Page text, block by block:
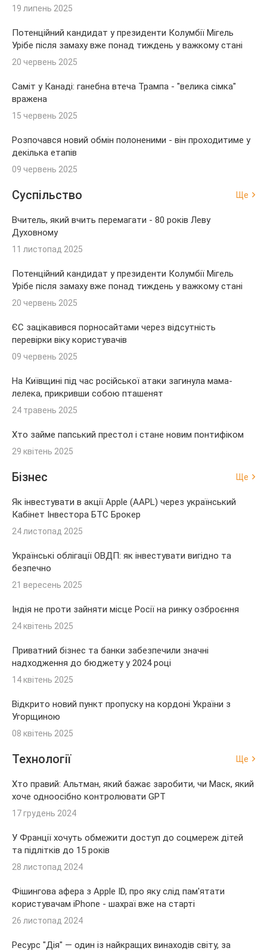
19 липень 2025
Потенційний кандидат у президенти Колумбії Мігель
Урібе після замаху вже понад тиждень у важкому стані
20 червень 2025
Саміт у Канаді: ганебна втеча Трампа - "велика сімка"
вражена
15 червень 2025
Розпочався новий обмін полоненими - він проходитиме у
декілька етапів
09 червень 2025
Суспільство Ще
Вчитель, який вчить перемагати - 80 років Леву
Духовному
11 листопад 2025
Потенційний кандидат у президенти Колумбії Мігель
Урібе після замаху вже понад тиждень у важкому стані
20 червень 2025
ЄС зацікавився порносайтами через відсутність
перевірки віку користувачів
09 червень 2025
На Київщині під час російської атаки загинула мама-
лелека, прикривши собою пташенят
24 травень 2025
Хто займе папський престол і стане новим понтифіком
29 квітень 2025
Бізнес Ще
Як інвестувати в акції Apple (AAPL) через український
Кабінет Інвестора БТС Брокер
24 листопад 2025
Українські облігації ОВДП: як інвестувати вигідно та
безпечно
21 вересень 2025
Індія не проти зайняти місце Росії на ринку озброєння
24 квітень 2025
Приватний бізнес та банки забезпечили значні
надходження до бюджету у 2024 році
14 квітень 2025
Відкрито новий пункт пропуску на кордоні України з
Угорщиною
08 квітень 2025
Технології Ще
Хто правий: Альтман, який бажає заробити, чи Маск, який
хоче одноосібно контролювати GPT
17 грудень 2024
У Франції хочуть обмежити доступ до соцмереж дітей
та підлітків до 15 років
28 листопад 2024
Фішингова афера з Apple ID, про яку слід пам'ятати
користувачам iPhone - шахраї вже на старті
26 листопад 2024
Ресурс "Дія" — один із найкращих винаходів світу, за